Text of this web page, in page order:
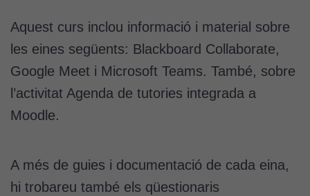
Aquest curs inclou informació i material sobre
les eines següents: Blackboard Collaborate,
Google Meet i Microsoft Teams. També, sobre
l’activitat Agenda de tutories integrada a
Moodle.
A més de guies i documentació de cada eina,
hi trobareu també els qüestionaris